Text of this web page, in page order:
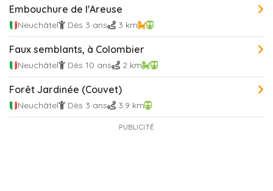
Embouchure de l'Areuse
Neuchâtel Dès 3 ans 3 km
Faux semblants, à Colombier
Neuchâtel Dès 10 ans 2 km
Forêt Jardinée (Couvet)
Neuchâtel Dès 3 ans 3.9 km
PUBLICITÉ